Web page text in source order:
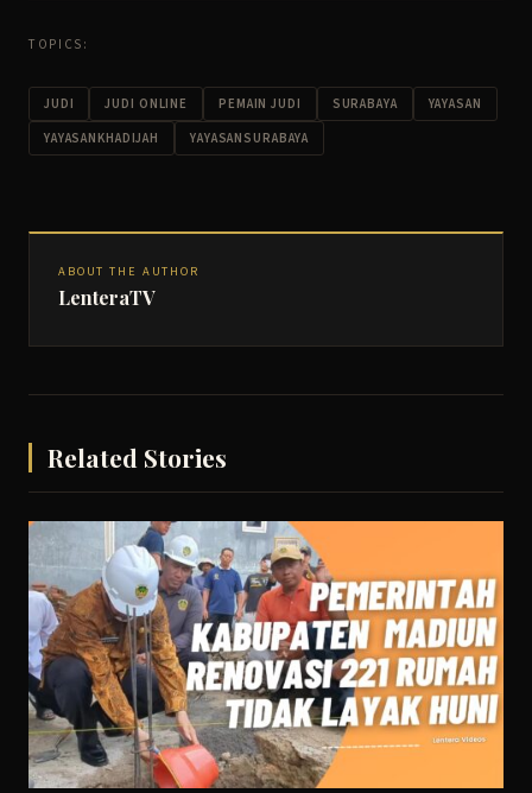
TOPICS:
JUDI JUDI ONLINE PEMAIN JUDI SURABAYA
YAYASAN
YAYASANKHADIJAH
YAYASANSURABAYA
ABOUT THE AUTHOR
LenteraTV
Related Stories